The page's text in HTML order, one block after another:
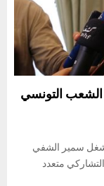
التونسي
للشغل سمير الشفي
متعدد